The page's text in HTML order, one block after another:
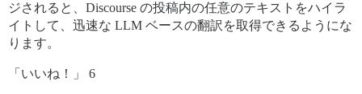
ジされると、Discourse の投稿内の任意のテキストをハイラ
イトして、迅速な LLM ベースの翻訳を取得できるようにな
ります。
「いいね！」 6